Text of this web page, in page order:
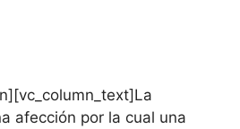
afección por la cual una